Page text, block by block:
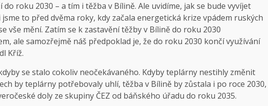
roku 2030 – a tím i těžba v Bílině. Ale uvidíme, jak se bude vyvíjet
to před dvěma roky, kdy začala energetická krize vpádem ruských
vše mění. Zatím se k zastavění těžby v Bílině do roku 2030
ale samozřejmě náš předpoklad je, že do roku 2030 končí využívání
Kříž.
se stalo cokoliv neočekávaného. Kdyby teplárny nestihly změnit
by teplárny potřebovaly uhlí, těžba v Bílině by zůstala i po roce 2030,
doly ze skupiny ČEZ od báňského úřadu do roku 2035.